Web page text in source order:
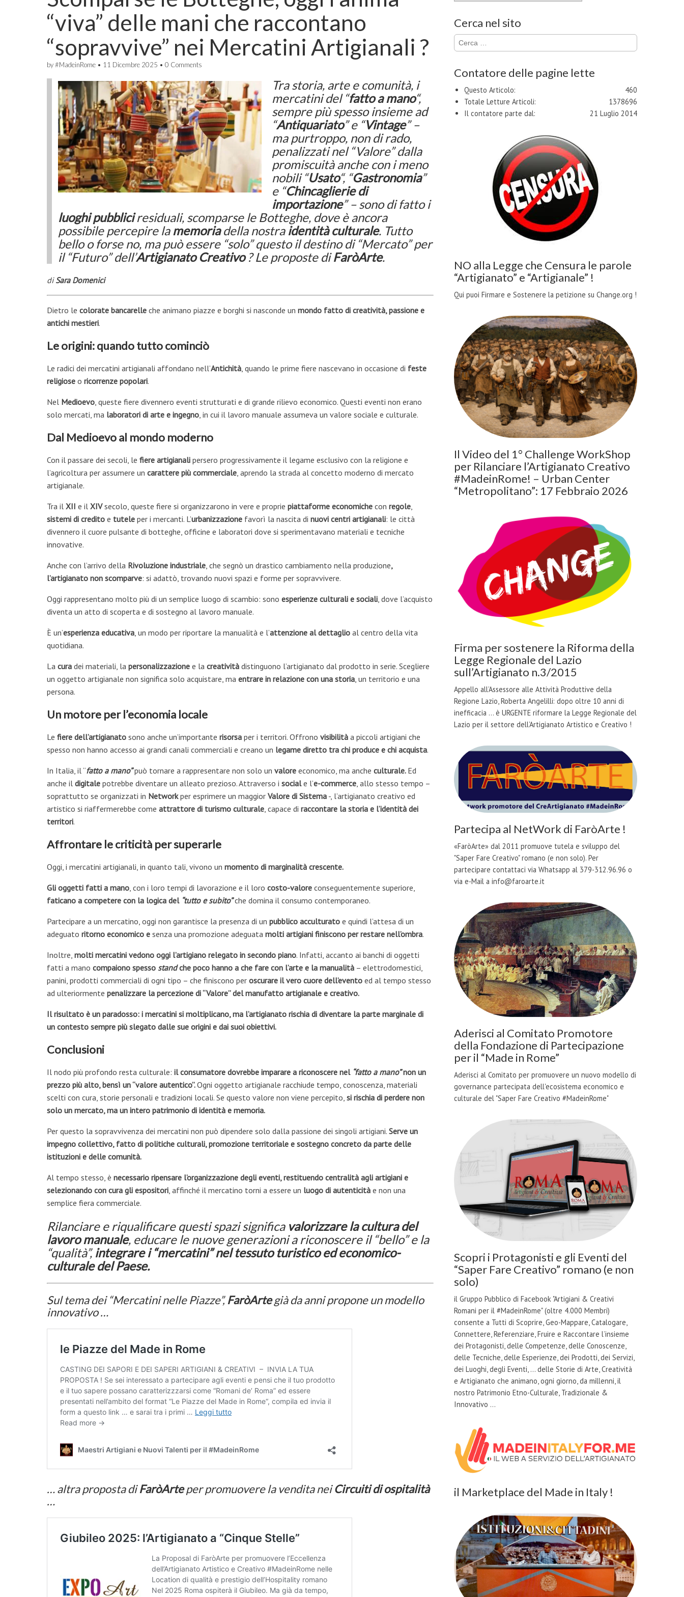
“viva” delle mani che raccontano
“sopravvive” nei Mercatini Artigianali ?
by#MadeinRome • 11 Dicembre 2025 • 0 Comments
Tra storia, arte e comunità, i
mercatini del “fatto a mano“,
sempre più spesso insieme ad
“Antiquariato” e “Vintage” –
ma purtroppo, non di rado,
penalizzati nel “Valore” dalla
promiscuità anche con i meno
nobili “Usato“, “Gastronomia”
e “Chincaglierie di
importazione” – sono di fatto i
luoghi pubbliciresiduali, scomparse le Botteghe, dove è ancora
possibile percepire la memoria della nostra identità culturale. Tutto
bello o forse no, ma può essere “solo” questo il destino di “Mercato” per
il “Futuro” dell’Artigianato Creativo? Le proposte diFaròArte.
diSara Domenici
Dietro le colorate bancarelle che animano piazze e borghi si nasconde un mondo fatto di creatività, passione e
antichi mestieri.
Le origini: quando tutto cominciò
Le radici dei mercatini artigianali affondano nell’Antichità, quando le prime fiere nascevano in occasione di feste
religiose o ricorrenze popolari.
Nel Medioevo, queste fiere divennero eventi strutturati e di grande rilievo economico. Questi eventi non erano
solo mercati, ma laboratori di arte e ingegno, in cui il lavoro manuale assumeva un valore sociale e culturale.
Dal Medioevo al mondo moderno
Con il passare dei secoli, le fiere artigianali persero progressivamente il legame esclusivo con la religione e
l’agricoltura per assumere un carattere più commerciale, aprendo la strada al concetto moderno di mercato
artigianale.
Tra il XII e il XIVsecolo, queste fiere si organizzarono in vere e proprie piattaforme economiche con regole,
sistemi di credito e tutele per i mercanti. L’urbanizzazione favorì la nascita di nuovi centri artigianali: le città
divennero il cuore pulsante di botteghe, officine e laboratori dove si sperimentavano materiali e tecniche
innovative.
Anche con l’arrivo della Rivoluzione industriale, che segnò un drastico cambiamento nella produzione,
l’artigianato non scomparve: si adattò, trovando nuovi spazi e forme per sopravvivere.
Oggi rappresentano molto più di un semplice luogo di scambio: sono esperienze culturali e sociali, dove l’acquisto
diventa un atto di scoperta e di sostegno al lavoro manuale.
È un’esperienza educativa, un modo per riportare la manualità e l’attenzione al dettaglio al centro della vita
quotidiana.
La cura dei materiali, la personalizzazione e la creatività distinguono l’artigianato dal prodotto in serie. Scegliere
un oggetto artigianale non significa solo acquistare, ma entrare in relazione con una storia, un territorio e una
persona.
Un motore per l’economia locale
Le fiere dell’artigianato sono anche un’importante risorsa per i territori. Offrono visibilità a piccoli artigiani che
spesso non hanno accesso ai grandi canali commerciali e creano un legame diretto tra chi produce e chi acquista.
In Italia, il “fatto a mano”può tornare a rappresentare non solo un valore economico, ma anche culturale. Ed
anche il digitale potrebbe diventare un alleato prezioso. Attraverso i sociale l’e-commerce, allo stesso tempo –
soprattutto se organizzati in Networkper esprimere un maggior Valore di Sistema -, l’artigianato creativo ed
artistico si riaffermerebbe come attrattore di turismo culturale, capace di raccontare la storia e l’identità dei
territori.
Affrontare le criticità per superarle
Oggi, i mercatini artigianali, in quanto tali, vivono un momento di marginalità crescente.
Gli oggetti fatti a mano, con i loro tempi di lavorazione e il loro costo-valore conseguentemente superiore,
faticano a competere con la logica del “tutto e subito”che domina il consumo contemporaneo.
Partecipare a un mercatino, oggi non garantisce la presenza di un pubblico acculturato e quindi l’attesa di un
adeguato ritorno economico e senza una promozione adeguata molti artigiani finiscono per restare nell’ombra.
Inoltre, molti mercatini vedono oggi l’artigiano relegato in secondo piano. Infatti, accanto ai banchi di oggetti
fatti a mano compaiono spesso standche poco hanno a che fare con l’arte e la manualità – elettrodomestici,
panini, prodotti commerciali di ogni tipo – che finiscono per oscurare il vero cuore dell’evento ed al tempo stesso
ad ulteriormente penalizzare la percezione di “Valore” del manufatto artigianale e creativo.
Il risultato è un paradosso: i mercatini si moltiplicano, ma l’artigianato rischia di diventare la parte marginale di
un contesto sempre più slegato dalle sue origini e dai suoi obiettivi.
Conclusioni
Il nodo più profondo resta culturale: il consumatore dovrebbe imparare a riconoscere nel “fatto a mano”non un
prezzo più alto, bensì un “valore autentico”.Ogni oggetto artigianale racchiude tempo, conoscenza, materiali
scelti con cura, storie personali e tradizioni locali. Se questo valore non viene percepito, si rischia di perdere non
solo un mercato, ma un intero patrimonio di identità e memoria.
Per questo la sopravvivenza dei mercatini non può dipendere solo dalla passione dei singoli artigiani. Serve un
impegno collettivo, fatto di politiche culturali, promozione territoriale e sostegno concreto da parte delle
istituzioni e delle comunità.
Al tempo stesso, è necessario ripensare l’organizzazione degli eventi, restituendo centralità agli artigiani e
selezionando con cura gli espositori, affinché il mercatino torni a essere un luogo di autenticità e non una
semplice fiera commerciale.
Rilanciare e riqualificare questi spazi significa valorizzare la cultura del
lavoro manuale, educare le nuove generazioni a riconoscere il “bello” e la
“qualità”, integrare i “mercatini” nel tessuto turistico ed economico-
culturale del Paese.
Sul tema dei “Mercatini nelle Piazze”,FaròArtegià da anni propone un modello
innovativo …
… altra proposta diFaròArteper promuovere la vendita neiCircuiti di ospitalità
…
Cerca nel sito
Ricerca
per:
Contatore delle pagine lette
460
Questo Articolo:
1378696
Totale Letture Articoli:
21 Luglio 2014
Il contatore parte dal:
NO alla Legge che Censura le parole
“Artigianato” e “Artigianale” !
Qui puoi Firmare e Sostenere la petizione su Change.org !
Il Video del 1° Challenge WorkShop
per Rilanciare l’Artigianato Creativo
#MadeinRome! – Urban Center
“Metropolitano”: 17 Febbraio 2026
Firma per sostenere la Riforma della
Legge Regionale del Lazio
sull’Artigianato n.3/2015
Appello all’Assessore alle Attività Produttive della
Regione Lazio, Roberta Angelilli: dopo oltre 10 anni di
inefficacia ... è URGENTE riformare la Legge Regionale del
Lazio per il settore dell’Artigianato Artistico e Creativo !
Partecipa al NetWork di FaròArte !
«FaròArte» dal 2011 promuove tutela e sviluppo del
"Saper Fare Creativo" romano (e non solo). Per
partecipare contattaci via Whatsapp al 379-312.96.96 o
via e-Mail a info@faroarte.it
Aderisci al Comitato Promotore
della Fondazione di Partecipazione
per il “Made in Rome”
Aderisci al Comitato per promuovere un nuovo modello di
governance partecipata dell'ecosistema economico e
culturale del "Saper Fare Creativo #MadeinRome"
Scopri i Protagonisti e gli Eventi del
“Saper Fare Creativo” romano (e non
solo)
il Gruppo Pubblico di Facebook "Artigiani & Creativi
Romani per il #MadeinRome" (oltre 4.000 Membri)
consente a Tutti di Scoprire, Geo-Mappare, Catalogare,
Connettere, Referenziare, Fruire e Raccontare l’insieme
dei Protagonisti, delle Competenze, delle Conoscenze,
delle Tecniche, delle Esperienze, dei Prodotti, dei Servizi,
dei Luoghi, degli Eventi, … delle Storie di Arte, Creatività
e Artigianato che animano, ogni giorno, da millenni, il
nostro Patrimonio Etno-Culturale, Tradizionale &
Innovativo …
il Marketplace del Made in Italy !